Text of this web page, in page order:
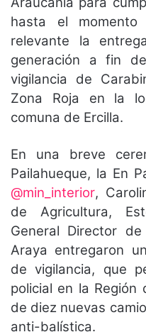
hasta el
relevante la
generación a fin
vigilancia de
Zona Roja en la
comuna de Ercilla.
En una breve
Pailahueque, la En
@min_interior,
de Agricultura,
General Director de
Araya entregaron
de vigilancia, que
policial en la Región
de diez nuevas
anti-balística.